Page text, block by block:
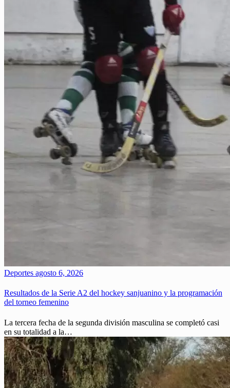
Deportes agosto 6, 2026
Resultados de la Serie A2 del hockey sanjuanino y la programación
del torneo femenino
La tercera fecha de la segunda división masculina se completó casi
en su totalidad a la…